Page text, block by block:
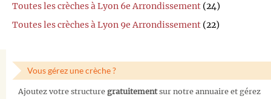
Toutes les crèches à Lyon 6e Arrondissement (24)
Toutes les crèches à Lyon 9e Arrondissement (22)
Vous gérez une crèche ?
Ajoutez votre structure gratuitementsur notre annuaire et gérez